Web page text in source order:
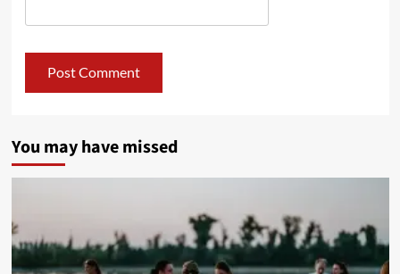
You may have missed